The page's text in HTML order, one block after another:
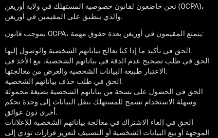
نحن خاضعون لقانون خصوصية المستهلك في ولاية أوريغن (OCPA)،
والذي ينطبق على المقيمين في أوريغن.
بموجب قانون OCPA، يتمتع المقيمون في أوريغن بعدة حقوق مهمة:
الحق في تأكيد ما إذا كنا نعالج بياناتهم الشخصية والوصول إليها.
الحق في طلب تصحيح عدم الدقة في بياناتهم الشخصية، مع الأخذ في
الاعتبار طبيعة البيانات الشخصية والغرض من معالجتها.
الحق في طلب حذف بياناتهم الشخصية.
الحق في الحصول على نسخة من بياناتهم الشخصية بصيغة محمولة
وسهلة الاستخدام تسمح للمستهلك بنقل البيانات إلى وحدة تحكم
أخرى دون عوائق.
الحق في إلغاء الاشتراك في معالجة بياناتهم الشخصية للإعلانات
الموجهة أو بيع البيانات الشخصية أو التصنيف لتعزيز قرارات تؤدي إلى